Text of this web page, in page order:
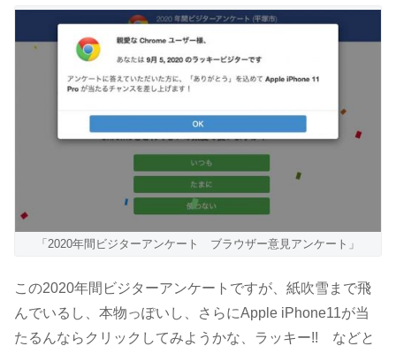
「2020年間ビジターアンケート ブラウザー意見アンケート」
この2020年間ビジターアンケートですが、紙吹雪まで飛
んでいるし、本物っぽいし、さらにApple iPhone11が当
たるんならクリックしてみようかな、ラッキー!! などと